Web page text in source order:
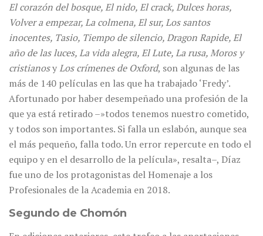
El corazón del bosque, El nido, El crack, Dulces horas,
Volver a empezar, La colmena, El sur, Los santos
inocentes, Tasio, Tiempo de silencio, Dragon Rapide, El
año de las luces, La vida alegra, El Lute, La rusa, Moros y
cristianosyLos crímenes de Oxford, son algunas de las
más de 140 películas en las que ha trabajado ‘Fredy’.
Afortunado por haber desempeñado una profesión de la
que ya está retirado –»todos tenemos nuestro cometido,
y todos son importantes. Si falla un eslabón, aunque sea
el más pequeño, falla todo. Un error repercute en todo el
equipo y en el desarrollo de la película», resalta–, Díaz
fue uno de los protagonistas del Homenaje a los
Profesionales de la Academia en 2018.
Segundo de Chomón